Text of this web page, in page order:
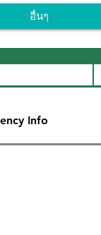
อื่นๆ
Info